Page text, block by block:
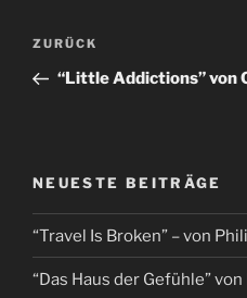
ZURÜCK
“Little Addictions” von
NEUESTE BEITRÄGE
“Travel Is Broken” – von
“Das Haus der Gefühle”